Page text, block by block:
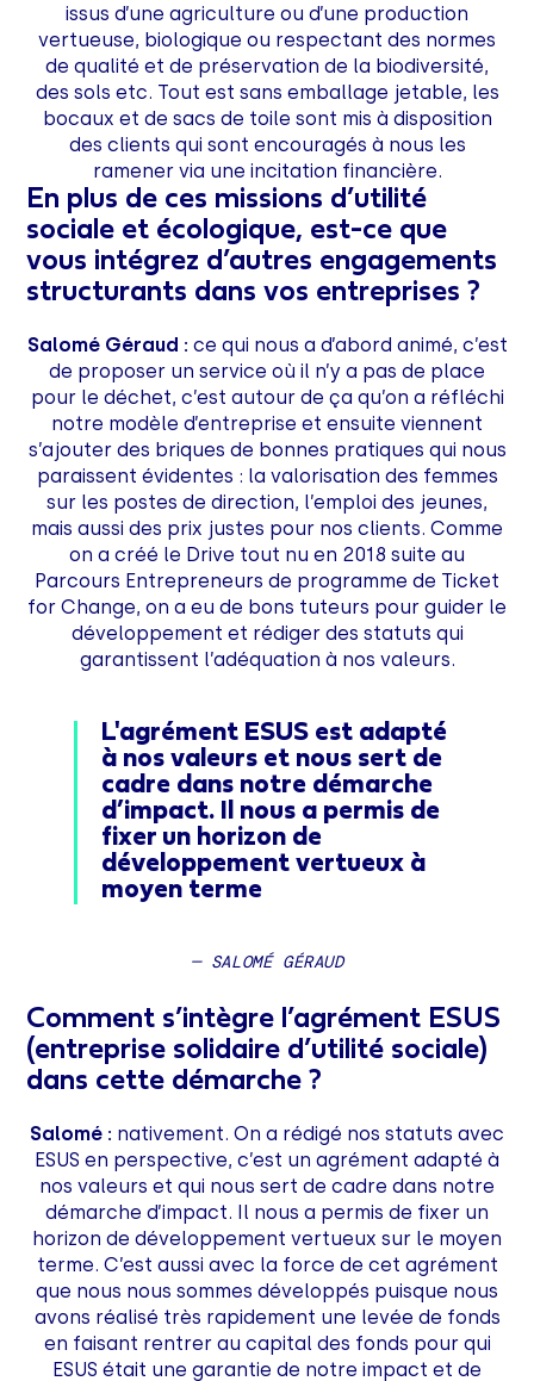
issus d’une agriculture ou d’une production
vertueuse, biologique ou respectant des normes
de qualité et de préservation de la biodiversité,
des sols etc. Tout est sans emballage jetable, les
bocaux et de sacs de toile sont mis à disposition
des clients qui sont encouragés à nous les
ramener via une incitation financière.
En plus de ces missions d’utilité
sociale et écologique, est-ce que
vous intégrez d’autres engagements
structurants dans vos entreprises ?
Salomé Géraud : ce qui nous a d’abord animé, c’est
de proposer un service où il n’y a pas de place
pour le déchet, c’est autour de ça qu’on a réfléchi
notre modèle d’entreprise et ensuite viennent
s’ajouter des briques de bonnes pratiques qui nous
paraissent évidentes : la valorisation des femmes
sur les postes de direction, l’emploi des jeunes,
mais aussi des prix justes pour nos clients. Comme
on a créé le Drive tout nu en 2018 suite au
Parcours Entrepreneurs de programme de Ticket
for Change, on a eu de bons tuteurs pour guider le
développement et rédiger des statuts qui
garantissent l’adéquation à nos valeurs.
L'agrément ESUS est adapté
à nos valeurs et nous sert de
cadre dans notre démarche
d’impact. Il nous a permis de
fixer un horizon de
développement vertueux à
moyen terme
— SALOMÉ GÉRAUD
Comment s’intègre l’agrément ESUS
(entreprise solidaire d’utilité sociale)
dans cette démarche ?
Salomé : nativement. On a rédigé nos statuts avec
ESUS en perspective, c’est un agrément adapté à
nos valeurs et qui nous sert de cadre dans notre
démarche d’impact. Il nous a permis de fixer un
horizon de développement vertueux sur le moyen
terme. C’est aussi avec la force de cet agrément
que nous nous sommes développés puisque nous
avons réalisé très rapidement une levée de fonds
en faisant rentrer au capital des fonds pour qui
ESUS était une garantie de notre impact et de